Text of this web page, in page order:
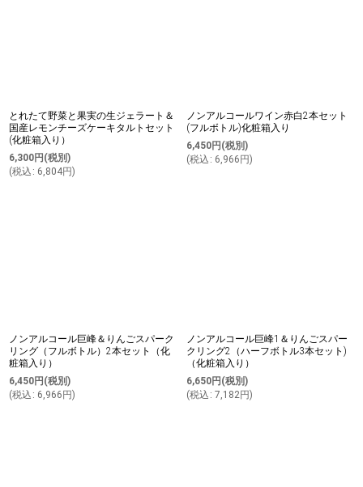
とれたて野菜と果実の生ジェラート＆
国産レモンチーズケーキタルトセット
(化粧箱入り）
6,300円 (税別)
(税込 : 6,804円)
ノンアルコールワイン赤白2本セット
(フルボトル)化粧箱入り
6,450円 (税別)
(税込 : 6,966 円)
ノンアルコール巨峰＆りんごスパーク
リング（フルボトル）2本セット（化
粧箱入り）
6,450円 (税別)
(税込 : 6,966 円)
ノンアルコール巨峰1＆りんごスパー
クリング2（ハーフボトル3本セット)
（化粧箱入り）
6,650円 (税別)
(税込 : 7,182円)